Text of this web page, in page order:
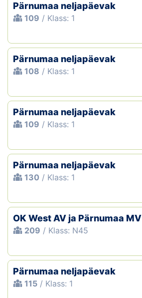
Pärnumaa neljapäevak
109 / Klass: 1
Pärnumaa neljapäevak
108 / Klass: 1
Pärnumaa neljapäevak
109 / Klass: 1
Pärnumaa neljapäevak
130 / Klass: 1
OK West AV ja Pärnumaa MV
209 / Klass: N45
Pärnumaa neljapäevak
115 / Klass: 1